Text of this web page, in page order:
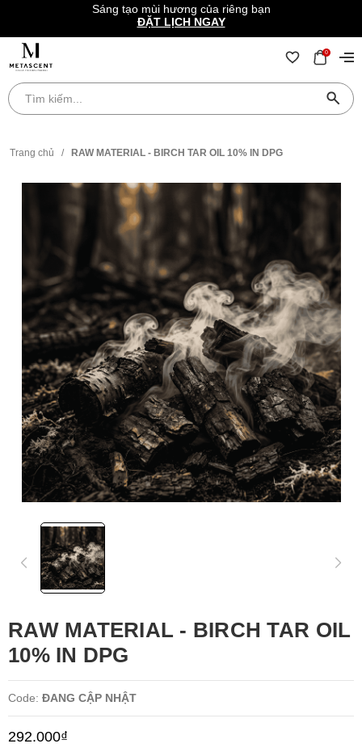
Sáng tạo mùi hương của riêng bạn
ĐẶT LỊCH NGAY
0
Trang chủ / RAW MATERIAL - BIRCH TAR OIL 10% IN DPG
RAW MATERIAL - BIRCH TAR OIL
10% IN DPG
Code: ĐANG CẬP NHẬT
292.000₫